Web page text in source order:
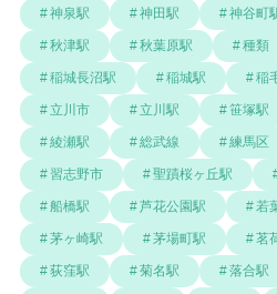
神泉駅 神田駅 神谷町
秋津駅 秋葉原駅 種類
稲城長沼駅 稲城駅 稲
立川市 立川駅 笹塚駅
綾瀬駅 総武線 練馬区
習志野市 聖蹟桜ヶ丘駅
船橋駅 芦花公園駅 若
茅ヶ崎駅 茅場町駅 茗
荻窪駅 菊名駅 落合駅